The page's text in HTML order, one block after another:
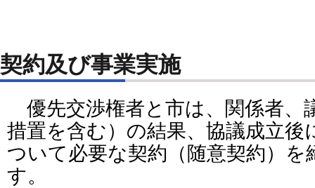
契約及び事業実施
優先交渉権者と市は、関係者、
措置を含む）の結果、協議成立後
ついて必要な契約（随意契約）
す。